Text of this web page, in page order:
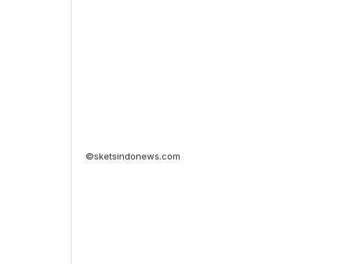
©sketsindonews.com